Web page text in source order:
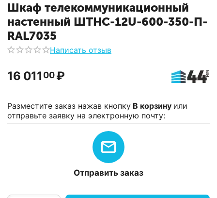
Шкаф телекоммуникационный
настенный ШТНС-12U-600-350-П-
RAL7035
Написать отзыв
16 011 00 ₽
Разместите заказ нажав кнопку В корзину или
отправьте заявку на электронную почту:
Отправить заказ